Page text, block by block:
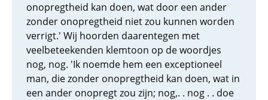
onopregtheid kan doen, wat door een ander
zonder onopregtheid niet zou kunnen worden
verrigt.' Wij hoorden daarentegen met
veelbeteekenden klemtoon op de woordjes
nog, nog. 'Ik noemde hem een exceptioneel
man, die zonder onopregtheid kan doen, wat in
een ander onopregt zou zijn; nog,. . nog . . doe